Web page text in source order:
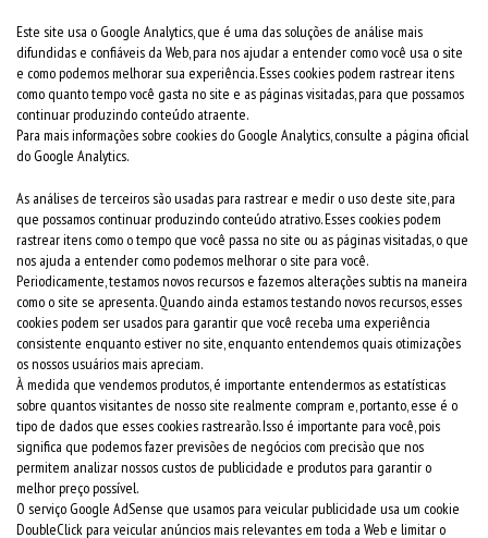
Este site usa o Google Analytics, que é uma das soluções de análise mais
difundidas e confiáveis da Web, para nos ajudar a entender como você usa o site
e como podemos melhorar sua experiência. Esses cookies podem rastrear itens
como quanto tempo você gasta no site e as páginas visitadas, para que possamos
continuar produzindo conteúdo atraente.
Para mais informações sobre cookies do Google Analytics, consulte a página oficial
do Google Analytics.
As análises de terceiros são usadas para rastrear e medir o uso deste site, para
que possamos continuar produzindo conteúdo atrativo. Esses cookies podem
rastrear itens como o tempo que você passa no site ou as páginas visitadas, o que
nos ajuda a entender como podemos melhorar o site para você.
Periodicamente, testamos novos recursos e fazemos alterações subtis na maneira
como o site se apresenta. Quando ainda estamos testando novos recursos, esses
cookies podem ser usados para garantir que você receba uma experiência
consistente enquanto estiver no site, enquanto entendemos quais otimizações
os nossos usuários mais apreciam.
À medida que vendemos produtos, é importante entendermos as estatísticas
sobre quantos visitantes de nosso site realmente compram e, portanto, esse é o
tipo de dados que esses cookies rastrearão. Isso é importante para você, pois
significa que podemos fazer previsões de negócios com precisão que nos
permitem analizar nossos custos de publicidade e produtos para garantir o
melhor preço possível.
O serviço Google AdSense que usamos para veicular publicidade usa um cookie
DoubleClick para veicular anúncios mais relevantes em toda a Web e limitar o